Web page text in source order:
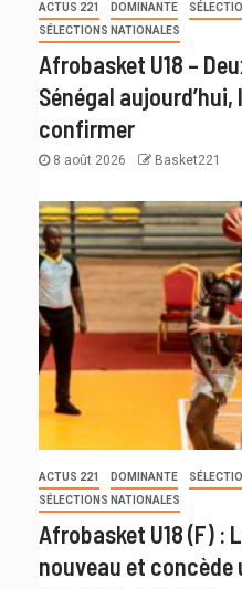
ACTUS 221 DOMINANTE
SÉLECTIONS NATIONALES
Afrobasket U18 –
Sénégal
confirmer
8 août 2026 Basket221
ACTUS 221 DOMINANTE
SÉLECTIONS NATIONALES
Afrobasket U18 (F) :
nouveau et concède